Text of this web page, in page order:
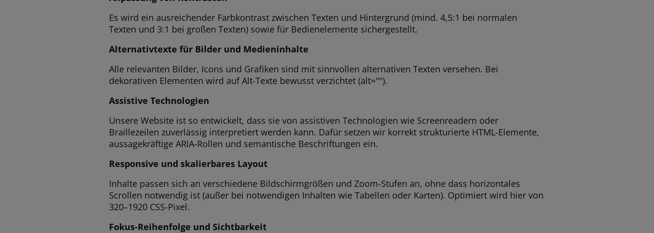
Es wird ein ausreichender Farbkontrast zwischen Texten und Hintergrund (mind. 4,5:1 bei normalen
Texten und 3:1 bei großen Texten) sowie für Bedienelemente sichergestellt.
Alternativtexte für Bilder und Medieninhalte
Alle relevanten Bilder, Icons und Grafiken sind mit sinnvollen alternativen Texten versehen. Bei
dekorativen Elementen wird auf Alt-Texte bewusst verzichtet (alt="").
Assistive Technologien
Unsere Website ist so entwickelt, dass sie von assistiven Technologien wie Screenreadern oder
Braillezeilen zuverlässig interpretiert werden kann. Dafür setzen wir korrekt strukturierte HTML-Elemente,
aussagekräftige ARIA-Rollen und semantische Beschriftungen ein.
Responsive und skalierbares Layout
Inhalte passen sich an verschiedene Bildschirmgrößen und Zoom-Stufen an, ohne dass horizontales
Scrollen notwendig ist (außer bei notwendigen Inhalten wie Tabellen oder Karten). Optimiert wird hier von
320–1920 CSS-Pixel.
Fokus-Reihenfolge und Sichtbarkeit